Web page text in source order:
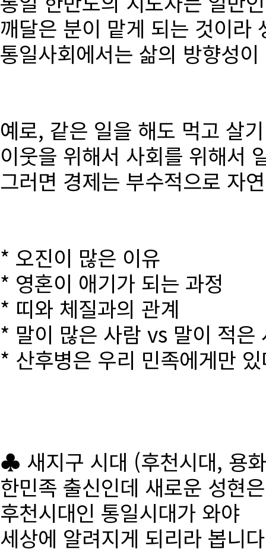
깨달은 분이 맡게 되는 것이라
통일사회에서는 삶의 방향성
예로, 같은 일을 해도 먹고 살
이웃을 위해서 사회를 위해서
그러면 경제는 부수적으로 자
* 오진이 많은 이유
* 영혼이 애기가 되는 과정
* 띠와 체질과의 관계
* 말이 많은 사람 vs 말이 적은
* 산후병은 우리 민족에게만
♣ 새지구 시대 (후천시대, 용
한민족 출신인데 새로운 성현
후천시대인 통일시대가 와야
세상에 알려지게 되리라 봅니